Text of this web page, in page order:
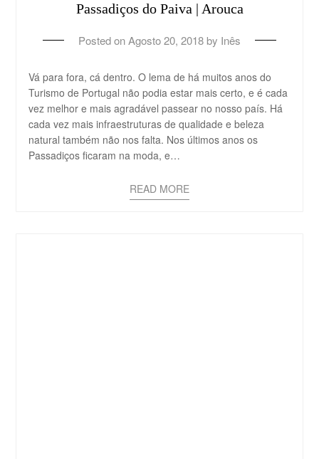
Passadiços do Paiva | Arouca
Posted onAgosto 20, 2018 by Inês
Vá para fora, cá dentro. O lema de há muitos anos do
Turismo de Portugal não podia estar mais certo, e é cada
vez melhor e mais agradável passear no nosso país. Há
cada vez mais infraestruturas de qualidade e beleza
natural também não nos falta. Nos últimos anos os
Passadiços ficaram na moda, e…
READ MORE